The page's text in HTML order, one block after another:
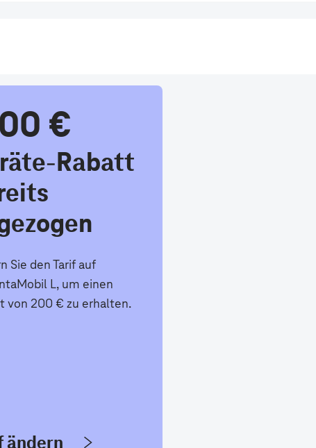
€
Rabatt
Sie den Tarif auf
L, um einen
von 200 € zu erhalten.
ändern